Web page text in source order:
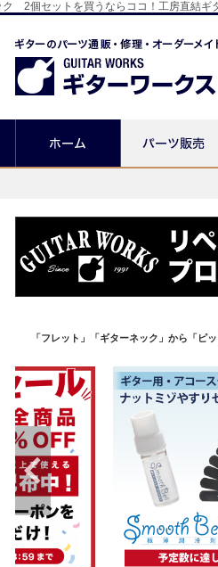
2個セットを買うならココ！工房直結ギ
「フレット」「ギターネック」から「ピ